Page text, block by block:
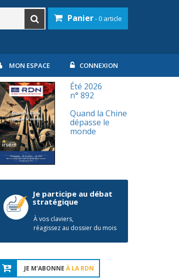
Panier- 0 article
MON ESPACE CONNEXION
Été 2026
n° 892
Quand la Chine
dépasse le
monde
Je participe au débat
stratégique
À vos claviers,
réagissez au dossier du mois
JE M'ABONNE À LA RDN